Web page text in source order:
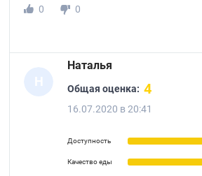
0
0
Н
Наталья
Общая оценка: 4
16.07.2020 в 20:41
Доступность
Качество еды